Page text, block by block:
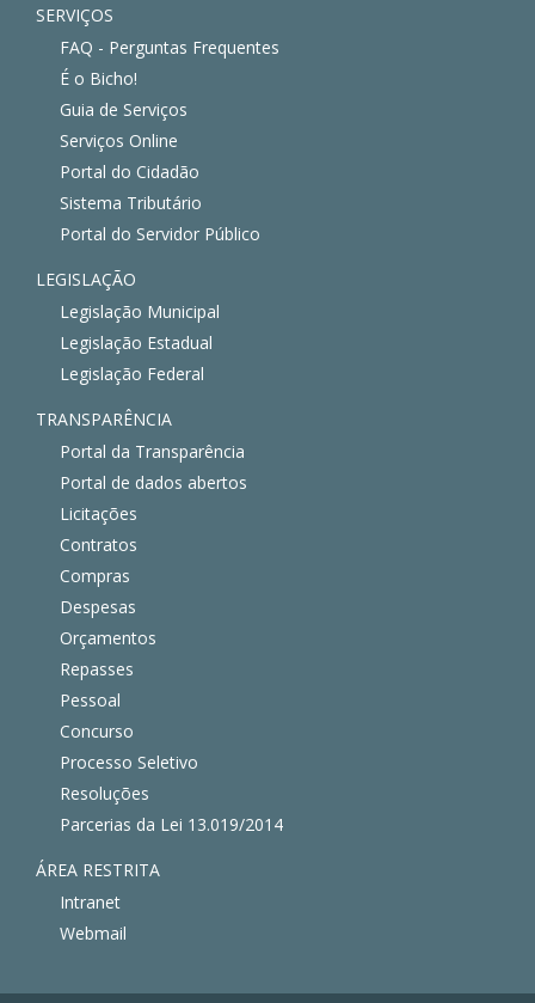
SERVIÇOS
FAQ - Perguntas Frequentes
É o Bicho!
Guia de Serviços
Serviços Online
Portal do Cidadão
Sistema Tributário
Portal do Servidor Público
LEGISLAÇÃO
Legislação Municipal
Legislação Estadual
Legislação Federal
TRANSPARÊNCIA
Portal da Transparência
Portal de dados abertos
Licitações
Contratos
Compras
Despesas
Orçamentos
Repasses
Pessoal
Concurso
Processo Seletivo
Resoluções
Parcerias da Lei 13.019/2014
ÁREA RESTRITA
Intranet
Webmail